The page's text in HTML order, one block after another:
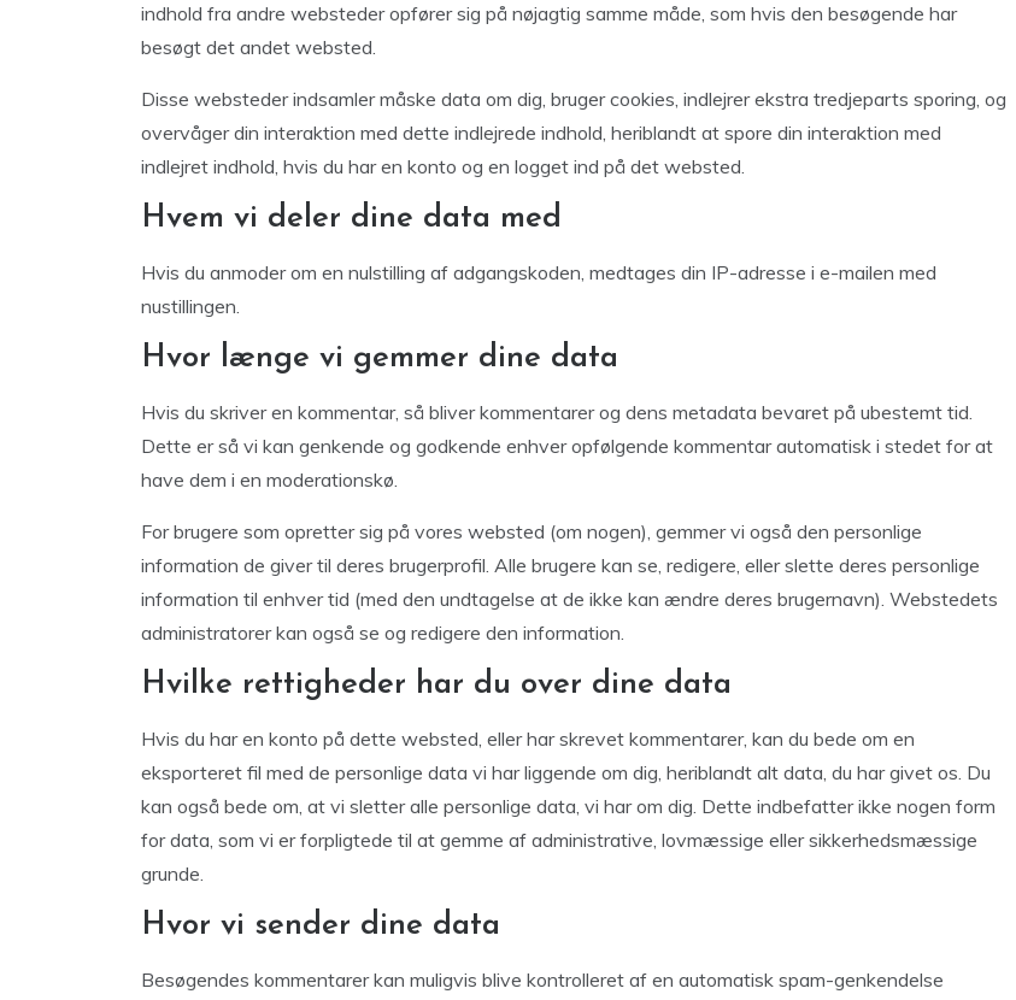
indhold fra andre websteder opfører sig på nøjagtig samme måde, som hvis den besøgende har
besøgt det andet websted.
Disse websteder indsamler måske data om dig, bruger cookies, indlejrer ekstra tredjeparts sporing, og
overvåger din interaktion med dette indlejrede indhold, heriblandt at spore din interaktion med
indlejret indhold, hvis du har en konto og en logget ind på det websted.
Hvem vi deler dine data med
Hvis du anmoder om en nulstilling af adgangskoden, medtages din IP-adresse i e-mailen med
nustillingen.
Hvor længe vi gemmer dine data
Hvis du skriver en kommentar, så bliver kommentarer og dens metadata bevaret på ubestemt tid.
Dette er så vi kan genkende og godkende enhver opfølgende kommentar automatisk i stedet for at
have dem i en moderationskø.
For brugere som opretter sig på vores websted (om nogen), gemmer vi også den personlige
information de giver til deres brugerprofil. Alle brugere kan se, redigere, eller slette deres personlige
information til enhver tid (med den undtagelse at de ikke kan ændre deres brugernavn). Webstedets
administratorer kan også se og redigere den information.
Hvilke rettigheder har du over dine data
Hvis du har en konto på dette websted, eller har skrevet kommentarer, kan du bede om en
eksporteret fil med de personlige data vi har liggende om dig, heriblandt alt data, du har givet os. Du
kan også bede om, at vi sletter alle personlige data, vi har om dig. Dette indbefatter ikke nogen form
for data, som vi er forpligtede til at gemme af administrative, lovmæssige eller sikkerhedsmæssige
grunde.
Hvor vi sender dine data
Besøgendes kommentarer kan muligvis blive kontrolleret af en automatisk spam-genkendelse